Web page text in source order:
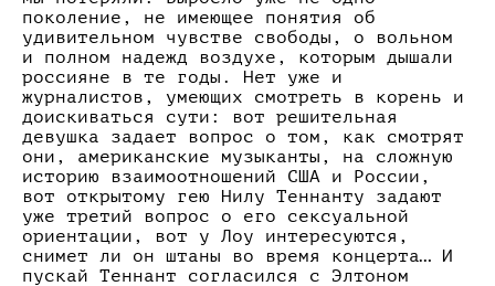
поколение, не имеющее понятия об
удивительном чувстве свободы, о вольном
и полном надежд воздухе, которым дышали
россияне в те годы. Нет уже и
журналистов, умеющих смотреть в корень и
доискиваться сути: вот решительная
девушка задает вопрос о том, как смотрят
они, американские музыканты, на сложную
историю взаимоотношений США и России,
вот открытому гею Нилу Теннанту задают
уже третий вопрос о его сексуальной
ориентации, вот у Лоу интересуются,
снимет ли он штаны во время концерта… И
пускай Теннант согласился с Элтоном